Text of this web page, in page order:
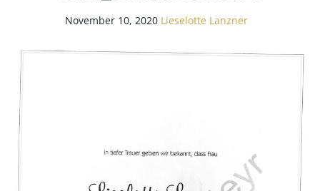
November 10, 2020 Lieselotte Lanzner